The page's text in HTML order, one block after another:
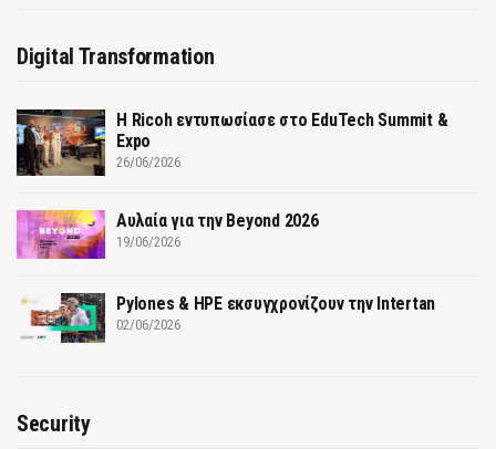
Digital Transformation
Η Ricoh εντυπωσίασε στο EduTech Summit &
Expo
26/06/2026
Αυλαία για την Beyond 2026
19/06/2026
Pylones & HPE εκσυγχρονίζουν την Intertan
02/06/2026
Security